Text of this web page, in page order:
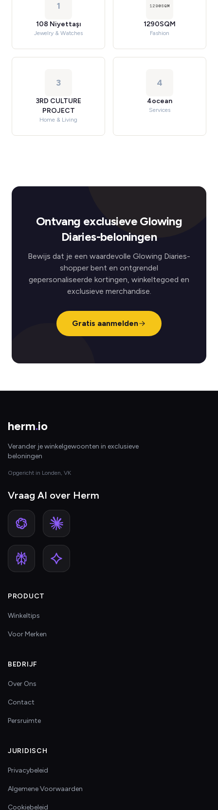
1
108 Niyettaşı
Jewelry & Watches
1290SQM
Fashion
3
3RD CULTURE
PROJECT
Home & Living
4
4ocean
Services
Ontvang exclusieve Glowing
Diaries-beloningen
Bewijs dat je een waardevolle Glowing Diaries-
shopper bent en ontgrendel
gepersonaliseerde kortingen, winkeltegoed en
exclusieve merchandise.
Gratis aanmelden
herm.io
Verander je winkelgewoonten in exclusieve
beloningen
Opgericht in Londen, VK
Vraag AI over Herm
PRODUCT
Winkeltips
Voor Merken
BEDRIJF
Over Ons
Contact
Persruimte
JURIDISCH
Privacybeleid
Algemene Voorwaarden
Cookiebeleid